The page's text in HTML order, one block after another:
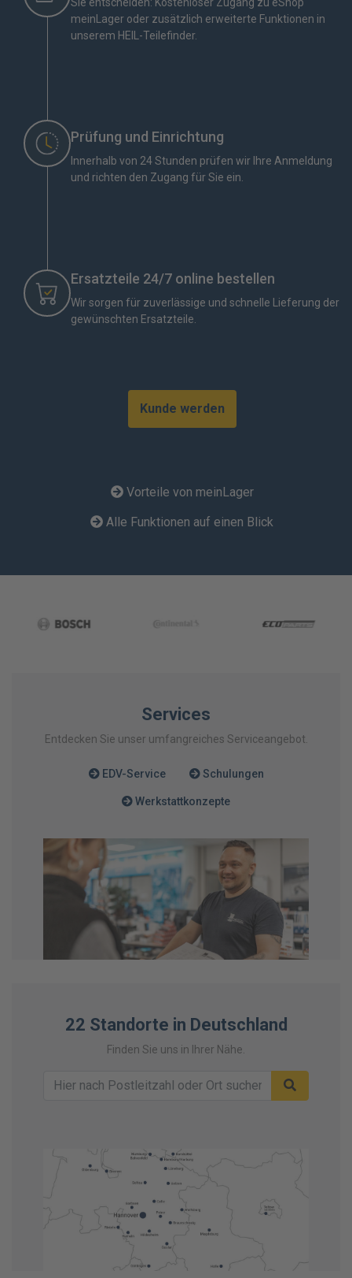
meinLager oder zusätzlich erweiterte Funktionen in
unserem HEIL-Teilefinder.
Prüfung und Einrichtung
Innerhalb von 24 Stunden prüfen wir Ihre Anmeldung
und richten den Zugang für Sie ein.
Ersatzteile 24/7 online bestellen
Wir sorgen für zuverlässige und schnelle Lieferung der
gewünschten Ersatzteile.
Kunde werden
Vorteile von meinLager
Alle Funktionen auf einen Blick
Services
Entdecken Sie unser umfangreiches Serviceangebot.
EDV-Service Schulungen
Werkstattkonzepte
22 Standorte in Deutschland
Finden Sie uns in Ihrer Nähe.